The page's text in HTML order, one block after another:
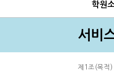
학원
서비
제1조(목적)